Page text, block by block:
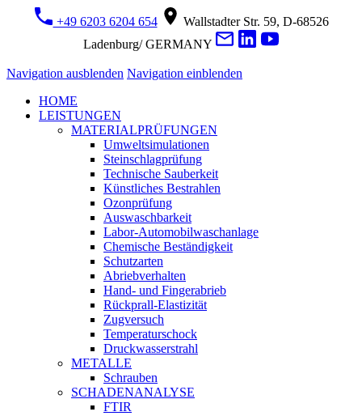
+49 6203 6204 654
Wallstadter Str. 59, D-68526
Ladenburg/ GERMANY
Navigation ausblenden Navigation einblenden
HOME
LEISTUNGEN
MATERIALPRÜFUNGEN
Umweltsimulationen
Steinschlagprüfung
Technische Sauberkeit
Künstliches Bestrahlen
Ozonprüfung
Auswaschbarkeit
Labor-Automobilwaschanlage
Chemische Beständigkeit
Schutzarten
Abriebverhalten
Hand- und Fingerabrieb
Rückprall-Elastizität
Zugversuch
Temperaturschock
Druckwasserstrahl
METALLE
Schrauben
SCHADENANALYSE
FTIR